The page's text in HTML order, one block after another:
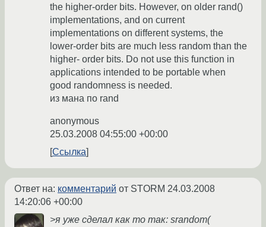
the higher-order bits. However, on older rand()
implementations, and on current
implementations on different systems, the
lower-order bits are much less random than the
higher- order bits. Do not use this function in
applications intended to be portable when
good randomness is needed.
из мана по rand
anonymous
25.03.2008 04:55:00 +00:00
Ссылка
Ответ на: комментарий от STORM 24.03.2008
14:20:06 +00:00
>я уже сделал как то так: srandom(